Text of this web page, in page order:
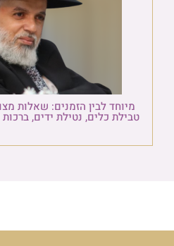
מיוחד לבין הזמנים: שאלות
טבילת כלים, נטילת ידים,